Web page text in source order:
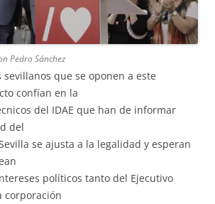
Pedro Sánchez
sevillanos que se oponen a este
confían en la
del IDAE que han de informar
del
se ajusta a la legalidad y esperan
políticos tanto del Ejecutivo
corporación